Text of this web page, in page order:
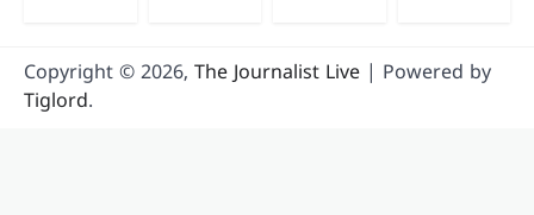
Copyright © 2026, The Journalist Live | Powered by
Tiglord.